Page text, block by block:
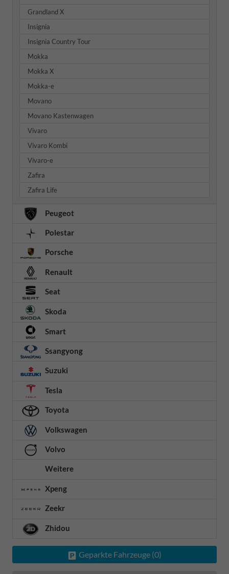
Grandland X
Insignia
Insignia Country Tour
Mokka
Mokka X
Mokka-e
Movano
Movano Kastenwagen
Vivaro
Vivaro Kombi
Vivaro-e
Zafira
Zafira Life
Peugeot
Polestar
Porsche
Renault
Seat
Skoda
Smart
Ssangyong
Suzuki
Tesla
Toyota
Volkswagen
Volvo
Weitere
Xpeng
Zeekr
Zhidou
Geparkte Fahrzeuge (0)